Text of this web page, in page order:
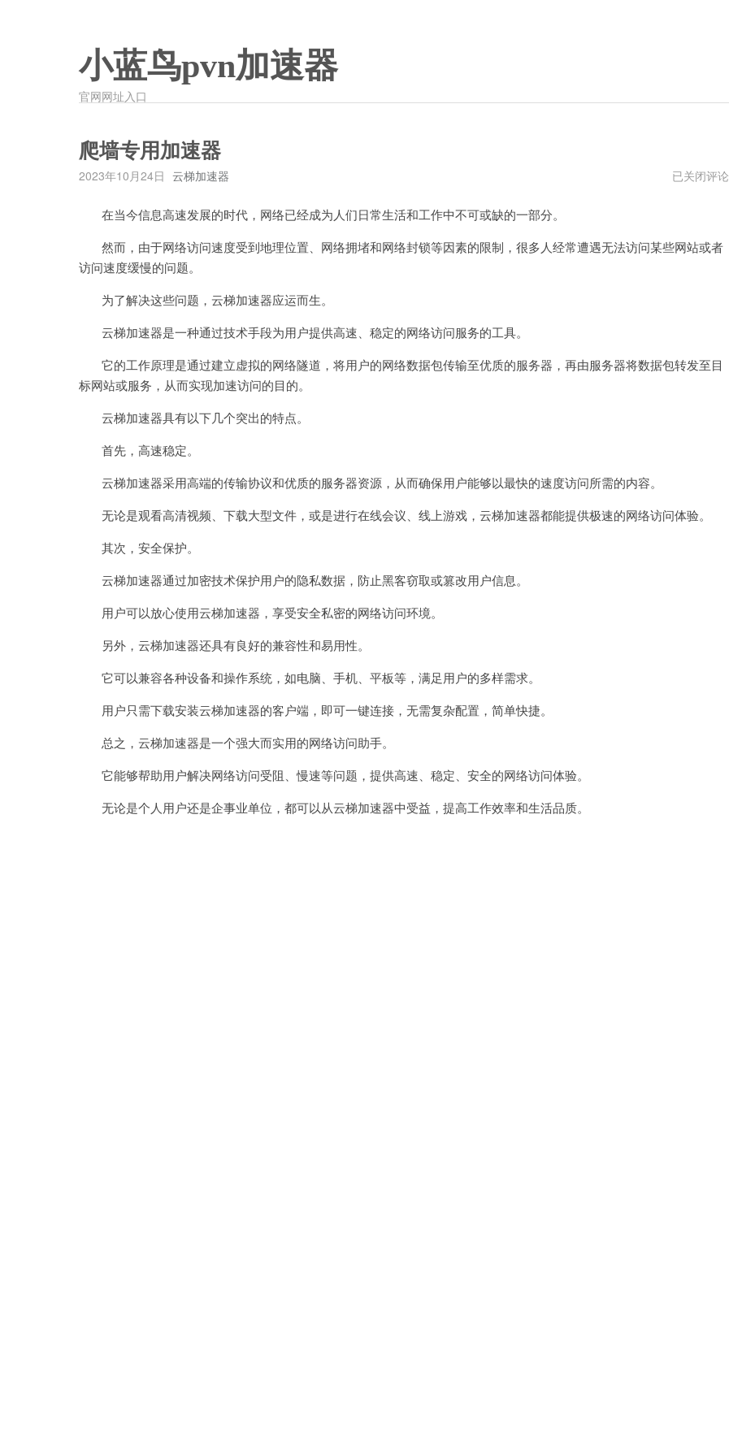
小蓝鸟pvn加速器
官网网址入口
爬墙专用加速器
2023年10月24日 云梯加速器
爬
速
器
已关闭评论
在当今信息高速发展的时代，网络已经成为人们日常生活和工作中不可或缺的一部分。
然而，由于网络访问速度受到地理位置、网络拥堵和网络封锁等因素的限制，很多人经常遭遇无法访问某些网站或者
访问速度缓慢的问题。
为了解决这些问题，云梯加速器应运而生。
云梯加速器是一种通过技术手段为用户提供高速、稳定的网络访问服务的工具。
它的工作原理是通过建立虚拟的网络隧道，将用户的网络数据包传输至优质的服务器，再由服务器将数据包转发至目
标网站或服务，从而实现加速访问的目的。
云梯加速器具有以下几个突出的特点。
首先，高速稳定。
云梯加速器采用高端的传输协议和优质的服务器资源，从而确保用户能够以最快的速度访问所需的内容。
无论是观看高清视频、下载大型文件，或是进行在线会议、线上游戏，云梯加速器都能提供极速的网络访问体验。
其次，安全保护。
云梯加速器通过加密技术保护用户的隐私数据，防止黑客窃取或篡改用户信息。
用户可以放心使用云梯加速器，享受安全私密的网络访问环境。
另外，云梯加速器还具有良好的兼容性和易用性。
它可以兼容各种设备和操作系统，如电脑、手机、平板等，满足用户的多样需求。
用户只需下载安装云梯加速器的客户端，即可一键连接，无需复杂配置，简单快捷。
总之，云梯加速器是一个强大而实用的网络访问助手。
它能够帮助用户解决网络访问受阻、慢速等问题，提供高速、稳定、安全的网络访问体验。
无论是个人用户还是企事业单位，都可以从云梯加速器中受益，提高工作效率和生活品质。